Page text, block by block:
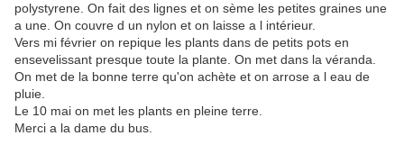
polystyrene. On fait des lignes et on sème les petites graines une
a une. On couvre d un nylon et on laisse a l intérieur.
Vers mi février on repique les plants dans de petits pots en
ensevelissant presque toute la plante. On met dans la véranda.
On met de la bonne terre qu'on achète et on arrose a l eau de
pluie.
Le 10 mai on met les plants en pleine terre.
Merci a la dame du bus.